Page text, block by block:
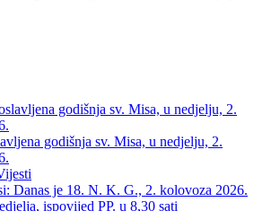
godišnja sv. Misa, u nedjelju, 2.